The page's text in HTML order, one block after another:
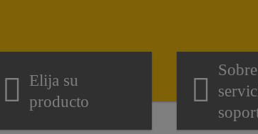
Elija su
producto